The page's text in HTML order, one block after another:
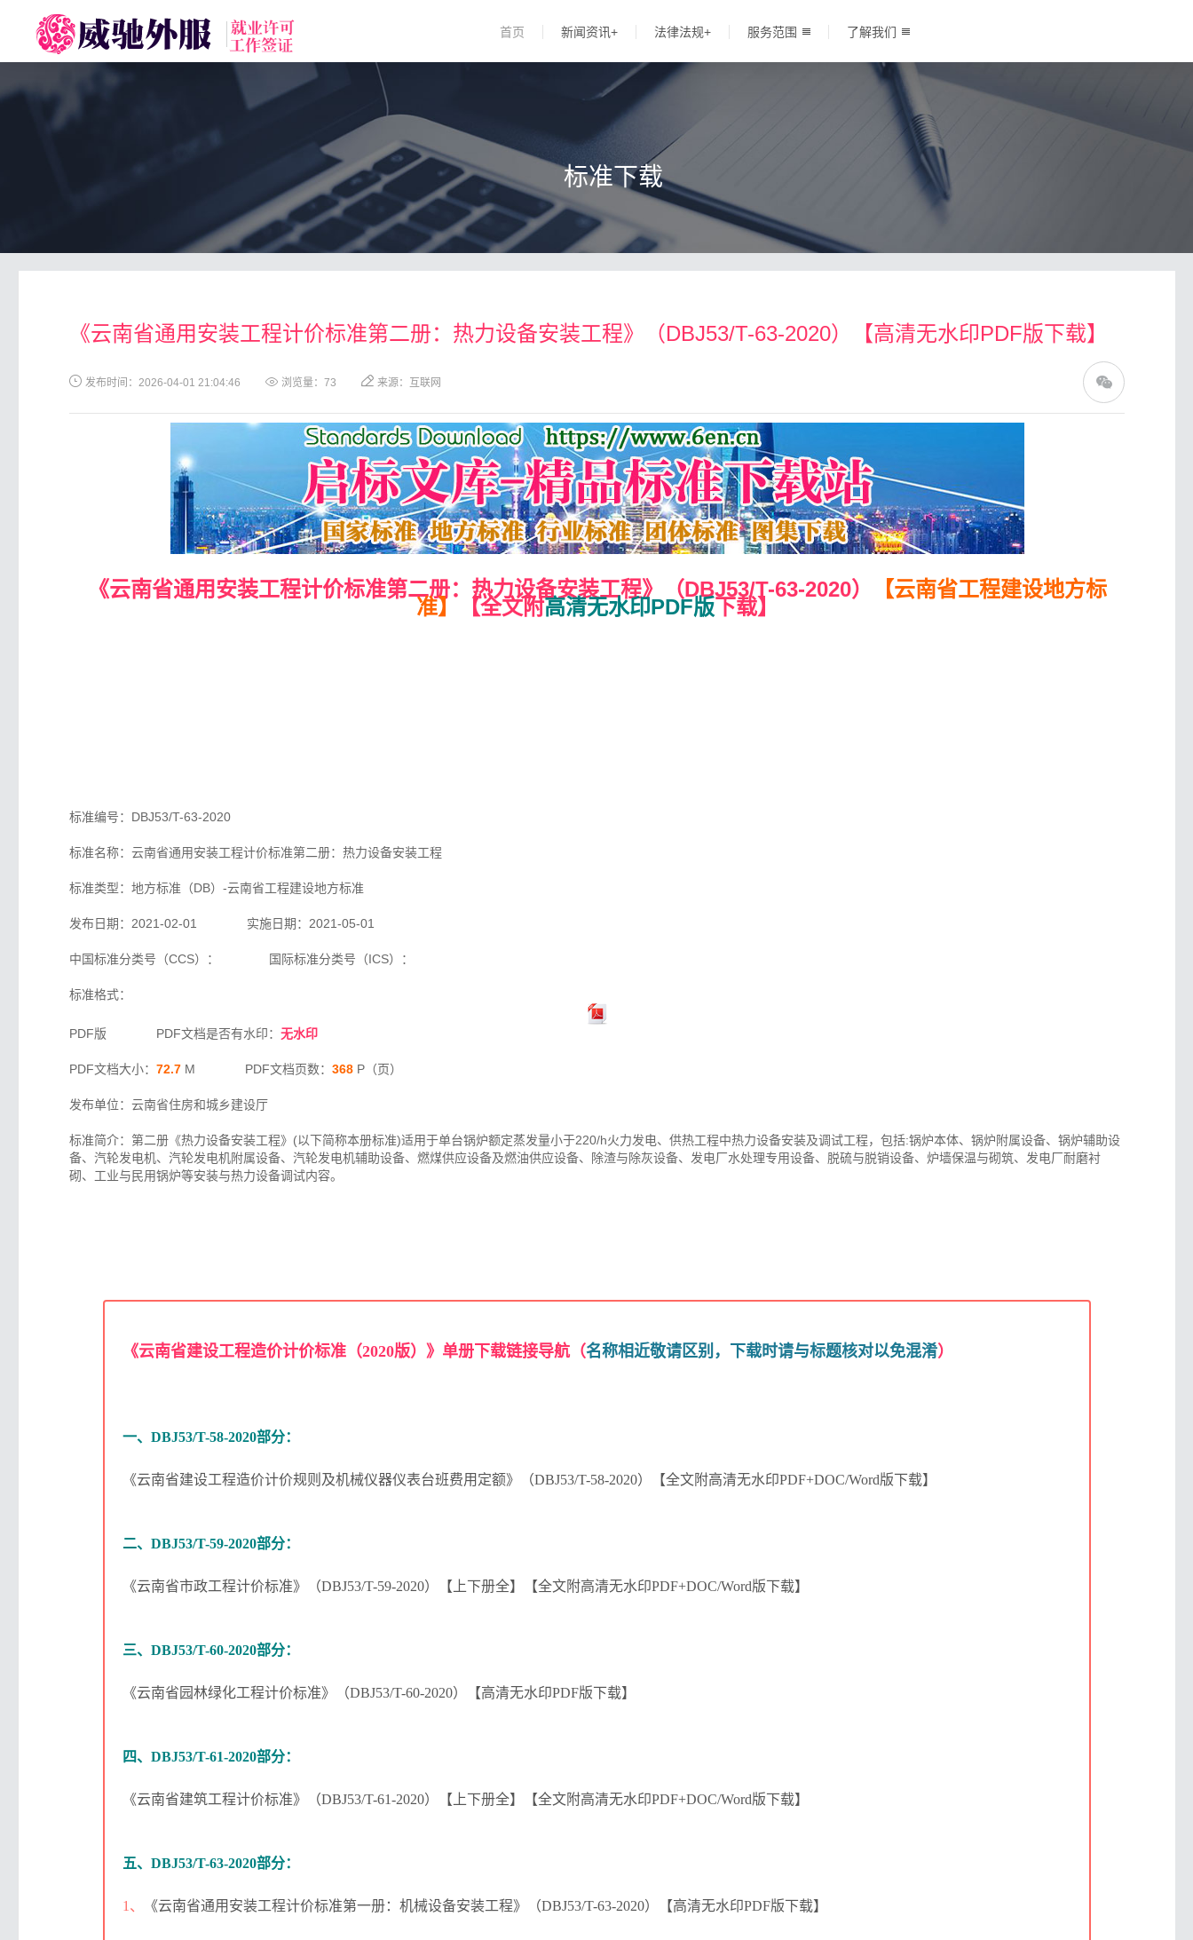
toggle
navigation
首页 新闻资讯+ 法律法规+ 服务范围 了解我们
标准下载
《云南省通用安装工程计价标准第二册：热力设备安装工程》（DBJ53/T-63-2020）【高清无水印PDF版下载】
发布时间：2026-04-01 21:04:46 浏览量：73 来源：互联网
《云南省通用安装工程计价标准第二册：热力设备安装工程》（DBJ53/T-63-2020） 【云南省工程建设地方标
准】 【全文附高清无水印PDF版下载】
标准编号：DBJ53/T-63-2020
标准名称：云南省通用安装工程计价标准第二册：热力设备安装工程
标准类型：地方标准（DB）-云南省工程建设地方标准
发布日期：2021-02-01 实施日期：2021-05-01
中国标准分类号（CCS）： 国际标准分类号（ICS）：
标准格式：
PDF版 PDF文档是否有水印：无水印
PDF文档大小：72.7 M PDF文档页数：368 P（页）
发布单位：云南省住房和城乡建设厅
标准简介：第二册《热力设备安装工程》(以下简称本册标准)适用于单台锅炉额定蒸发量小于220/h火力发电、供热工程中热力设备安装及调试工程，包括:锅炉本体、锅炉附属设备、锅炉辅助设
备、汽轮发电机、汽轮发电机附属设备、汽轮发电机辅助设备、燃煤供应设备及燃油供应设备、除渣与除灰设备、发电厂水处理专用设备、脱硫与脱销设备、炉墙保温与砌筑、发电厂耐磨衬
砌、工业与民用锅炉等安装与热力设备调试内容。
《云南省建设工程造价计价标准（2020版）》单册下载链接导航（名称相近敬请区别，下载时请与标题核对以免混淆）
一、DBJ53/T-58-2020部分：
《云南省建设工程造价计价规则及机械仪器仪表台班费用定额》（DBJ53/T-58-2020）【全文附高清无水印PDF+DOC/Word版下载】
二、DBJ53/T-59-2020部分：
《云南省市政工程计价标准》（DBJ53/T-59-2020）【上下册全】【全文附高清无水印PDF+DOC/Word版下载】
三、DBJ53/T-60-2020部分：
《云南省园林绿化工程计价标准》（DBJ53/T-60-2020）【高清无水印PDF版下载】
四、DBJ53/T-61-2020部分：
《云南省建筑工程计价标准》（DBJ53/T-61-2020）【上下册全】【全文附高清无水印PDF+DOC/Word版下载】
五、DBJ53/T-63-2020部分：
1、 《云南省通用安装工程计价标准第一册：机械设备安装工程》（DBJ53/T-63-2020）【高清无水印PDF版下载】